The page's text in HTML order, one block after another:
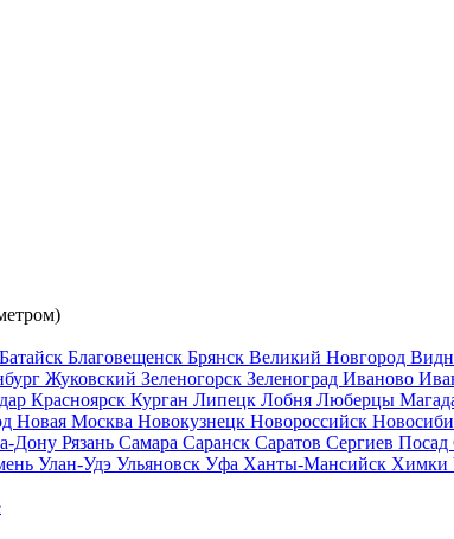
Батайск Благовещенск Брянск Великий Новгород
Жуковский Зеленогорск Зеленоград Иваново
Красноярск Курган Липецк Лобня Люберцы
Новая Москва Новокузнецк Новороссийск
Дону Рязань Самара Саранск Саратов Сергиев Посад
Улан-Удэ Ульяновск Уфа Ханты-Мансийск Химки